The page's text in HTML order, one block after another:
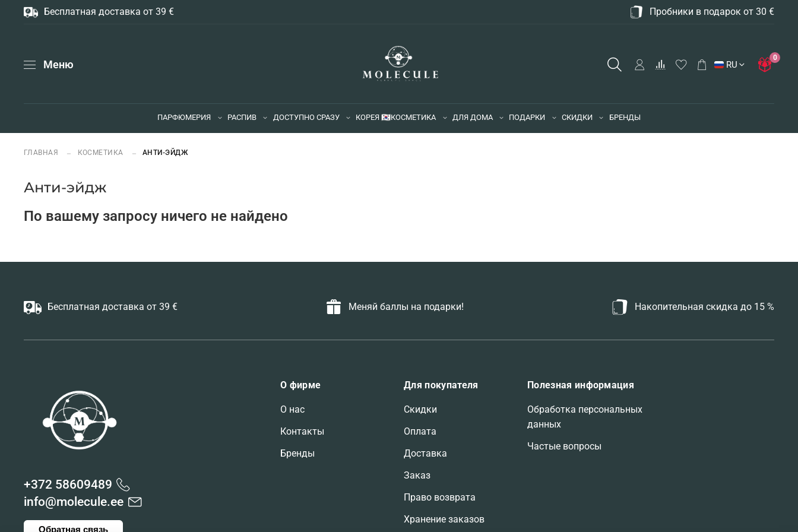
Бесплатная доставка от 39 € Пробники в подарок от 30 €
Меню RU
0
ПАРФЮМЕРИЯ РАСПИВ ДОСТУПНО СРАЗУ КОРЕЯ 🇰🇷КОСМЕТИКА ДЛЯ ДОМА ПОДАРКИ СКИДКИ БРЕНДЫ
ГЛАВНАЯ КОСМЕТИКА АНТИ-ЭЙДЖ
Анти-эйдж
По вашему запросу ничего не найдено
Бесплатная доставка от 39 € Меняй баллы на подарки! Накопительная скидка до 15 %
О фирме
О нас
Контакты
Бренды
Для покупателя
Скидки
Оплата
Доставка
Заказ
Право возврата
Хранение заказов
Полезная информация
Обработка персональных
данных
Частые вопросы
+372 58609489
info@molecule.ee
Обратная связь